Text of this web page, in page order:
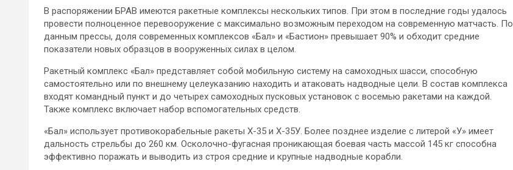
В распоряжении БРАВ имеются ракетные комплексы нескольких типов. При этом в последние годы удалось
провести полноценное перевооружение с максимально возможным переходом на современную матчасть. По
данным прессы, доля современных комплексов «Бал» и «Бастион» превышает 90% и обходит средние
показатели новых образцов в вооруженных силах в целом.
Ракетный комплекс «Бал» представляет собой мобильную систему на самоходных шасси, способную
самостоятельно или по внешнему целеуказанию находить и атаковать надводные цели. В состав комплекса
входят командный пункт и до четырех самоходных пусковых установок с восемью ракетами на каждой.
Также комплекс включает набор вспомогательных средств.
«Бал» использует противокорабельные ракеты Х-35 и Х-35У. Более позднее изделие с литерой «У» имеет
дальность стрельбы до 260 км. Осколочно-фугасная проникающая боевая часть массой 145 кг способна
эффективно поражать и выводить из строя средние и крупные надводные корабли.